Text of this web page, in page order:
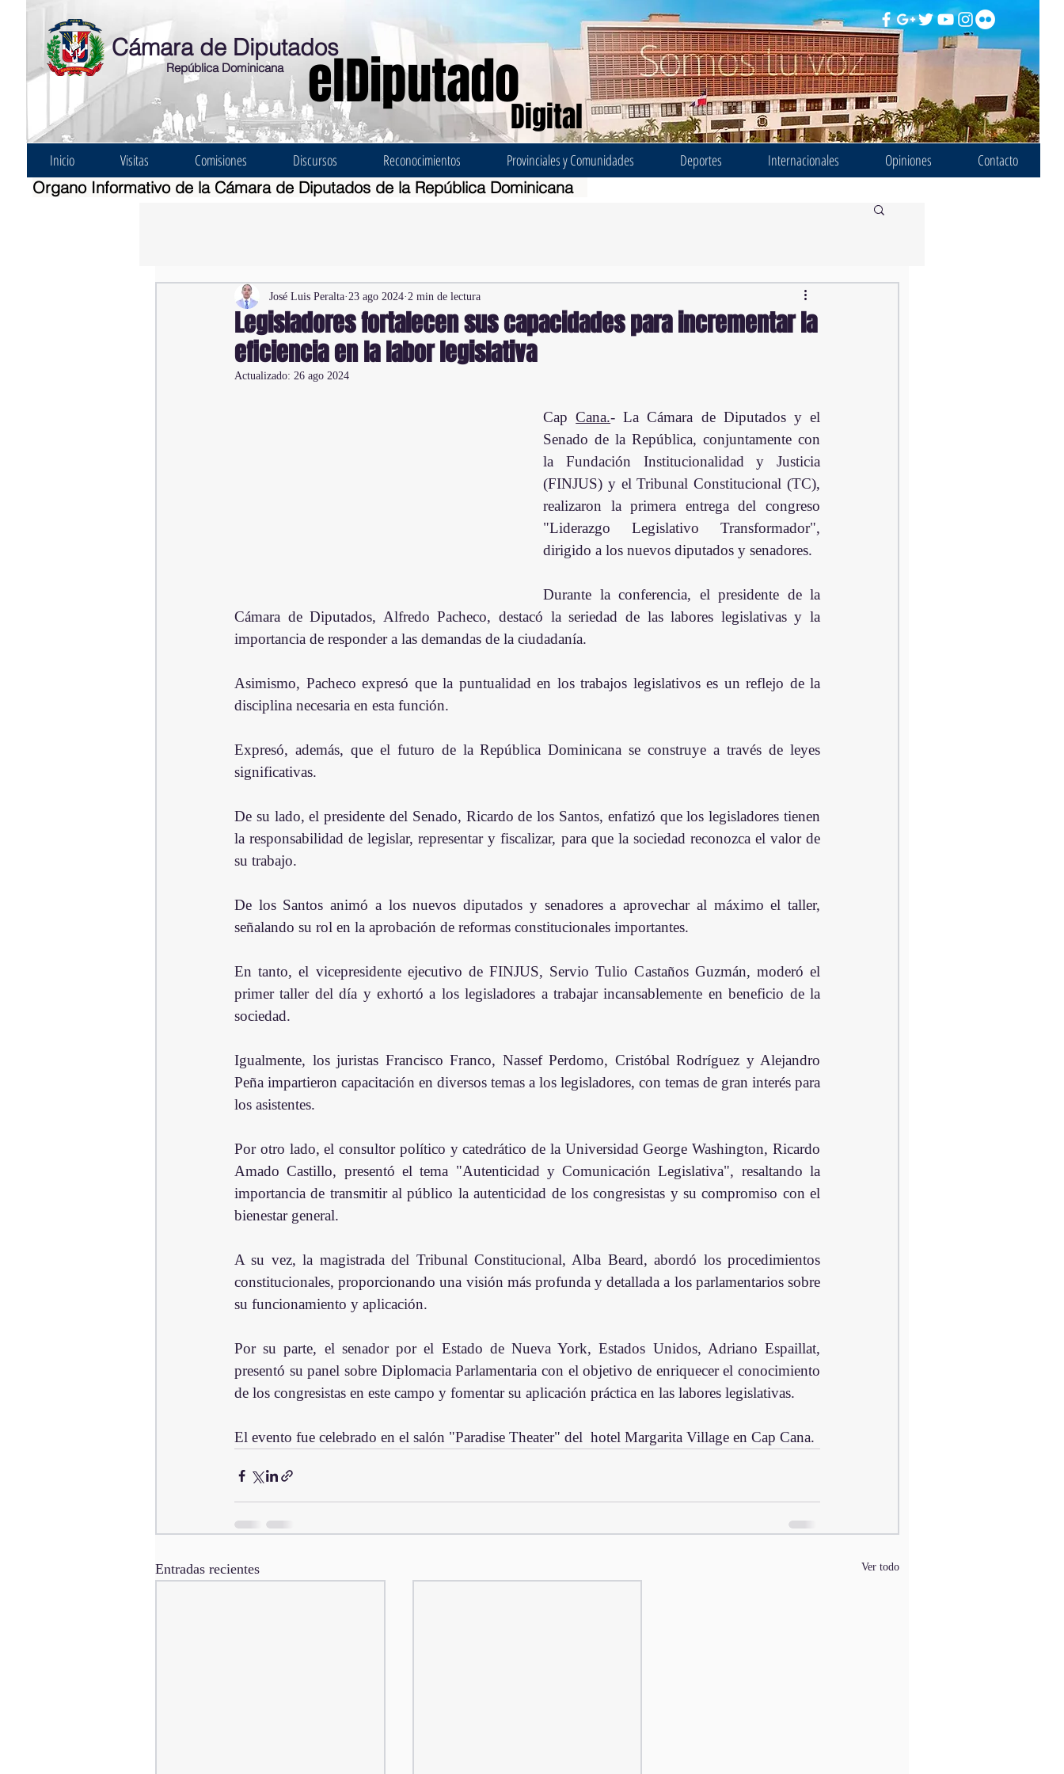
Digital
elDiputado
Cámara de Diputados
República Dominicana
Inicio Visitas Comisiones Discursos Reconocimientos Provinciales y Comunidades Deportes Internacionales Opiniones Contacto
Organo Informativo de la Cámara de Diputados de la República Dominicana
Legisladores fortalecen sus capacidades para incrementar la
eficiencia en la labor legislativa
José Luis Peralta 23 ago 2024 2 min de lectura
Actualizado: 26 ago 2024
Cap Cana.- La Cámara de Diputados y el
Senado de la República, conjuntamente con
la Fundación Institucionalidad y Justicia
(FINJUS) y el Tribunal Constitucional (TC),
realizaron la primera entrega del congreso
"Liderazgo Legislativo Transformador",
dirigido a los nuevos diputados y senadores.
Durante la conferencia, el presidente de la
Cámara de Diputados, Alfredo Pacheco, destacó la seriedad de las labores legislativas y la
importancia de responder a las demandas de la ciudadanía.
Asimismo, Pacheco expresó que la puntualidad en los trabajos legislativos es un reflejo de la
disciplina necesaria en esta función.
Expresó, además, que el futuro de la República Dominicana se construye a través de leyes
significativas.
De su lado, el presidente del Senado, Ricardo de los Santos, enfatizó que los legisladores tienen
la responsabilidad de legislar, representar y fiscalizar, para que la sociedad reconozca el valor de
su trabajo.
De los Santos animó a los nuevos diputados y senadores a aprovechar al máximo el taller,
señalando su rol en la aprobación de reformas constitucionales importantes.
En tanto, el vicepresidente ejecutivo de FINJUS, Servio Tulio Castaños Guzmán, moderó el
primer taller del día y exhortó a los legisladores a trabajar incansablemente en beneficio de la
sociedad.
Igualmente, los juristas Francisco Franco, Nassef Perdomo, Cristóbal Rodríguez y Alejandro
Peña impartieron capacitación en diversos temas a los legisladores, con temas de gran interés para
los asistentes.
Por otro lado, el consultor político y catedrático de la Universidad George Washington, Ricardo
Amado Castillo, presentó el tema "Autenticidad y Comunicación Legislativa", resaltando la
importancia de transmitir al público la autenticidad de los congresistas y su compromiso con el
bienestar general.
A su vez, la magistrada del Tribunal Constitucional, Alba Beard, abordó los procedimientos
constitucionales, proporcionando una visión más profunda y detallada a los parlamentarios sobre
su funcionamiento y aplicación.
Por su parte, el senador por el Estado de Nueva York, Estados Unidos, Adriano Espaillat,
presentó su panel sobre Diplomacia Parlamentaria con el objetivo de enriquecer el conocimiento
de los congresistas en este campo y fomentar su aplicación práctica en las labores legislativas.
El evento fue celebrado en el salón "Paradise Theater" del  hotel Margarita Village en Cap Cana.
Entradas recientes Ver todo